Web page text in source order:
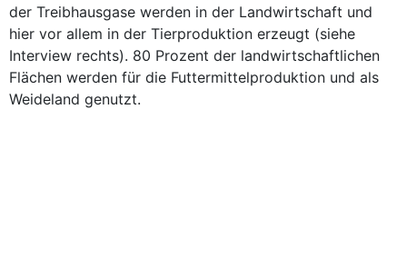
der Treibhausgase werden in der Landwirtschaft und
hier vor allem in der Tierproduktion erzeugt (siehe
Interview rechts). 80 Prozent der landwirtschaftlichen
Flächen werden für die Futtermittelproduktion und als
Weideland genutzt.